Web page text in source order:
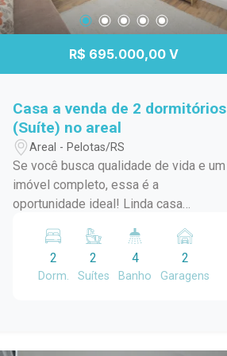
Localização estratégica, situada entre
as avenidas Domingos de Almeida e
apenas 8 minutos do centro. Entre em
agende uma visita
R$ 695.000,00 V
Casa a venda de 2 dormitórios
(Suíte) no areal
Areal - Pelotas/RS
Se você busca qualidade de vida e um
imóvel completo, essa é a
oportunidade ideal! Linda casa
espaçosas, pensadas para oferecer
privacidade e conforto para toda a
família. O imóvel conta com um
2
Dorm.
2
Suítes
4
Banho
2
Garagens